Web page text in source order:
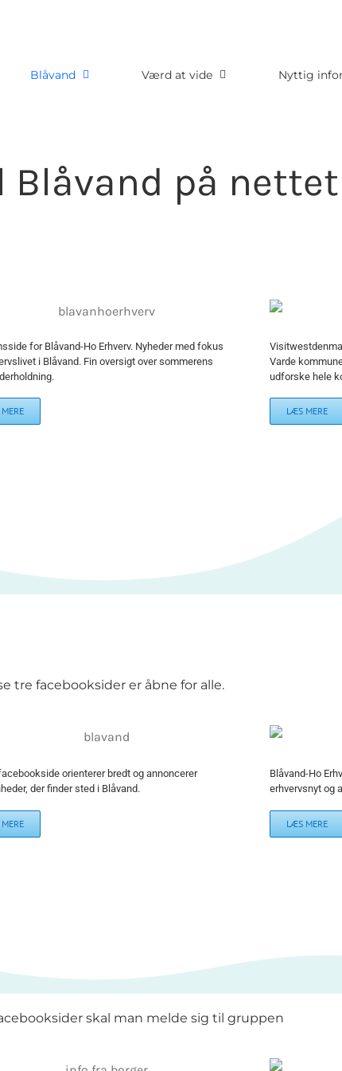
Blåvand Værd at vide Nyttig
Blåvand på nettet
for Blåvand-Ho Erhverv. Nyheder med fokus
i Blåvand. Fin oversigt over sommerens
Varde
udforske hele
LÆS MERE
tre facebooksider er åbne for alle.
orienterer bredt og annoncerer
der finder sted i Blåvand.
Blåvand-Ho
erhvervsnyt og
LÆS MERE
skal man melde sig til gruppen